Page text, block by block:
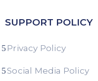
SUPPORT POLICY
Privacy Policy
Social Media Policy